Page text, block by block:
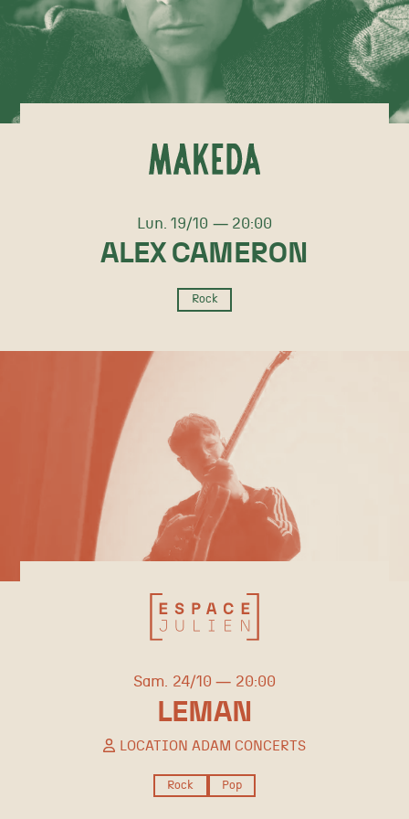
lundi
Lun. 19/octobre
10 20:00
ALEX CAMERON
Rock
samedi
Sam. 24/octobre
10 20:00
LEMAN
LOCATION ADAM CONCERTS
Rock Pop